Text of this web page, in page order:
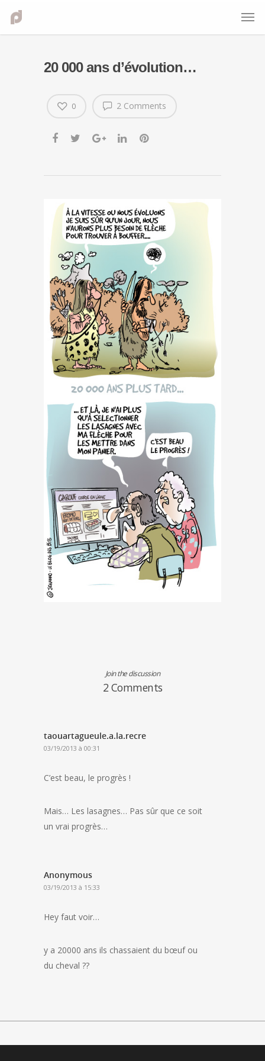
20 000 ans d’évolution…
2 Comments
0
Join the discussion
2 Comments
taouartagueule.a.la.recre
03/19/2013 à 00:31
C’est beau, le progrès !
Mais… Les lasagnes… Pas sûr que ce soit
un vrai progrès…
Anonymous
03/19/2013 à 15:33
Hey faut voir…
y a 20000 ans ils chassaient du bœuf ou
du cheval ??